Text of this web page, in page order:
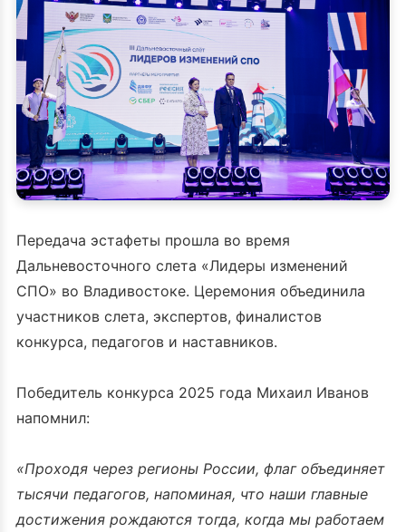
Передача эстафеты прошла во время
Дальневосточного слета «Лидеры изменений
СПО» во Владивостоке. Церемония объединила
участников слета, экспертов, финалистов
конкурса, педагогов и наставников.
Победитель конкурса 2025 года Михаил Иванов
напомнил:
«Проходя через регионы России, флаг объединяет
тысячи педагогов, напоминая, что наши главные
достижения рождаются тогда, когда мы работаем